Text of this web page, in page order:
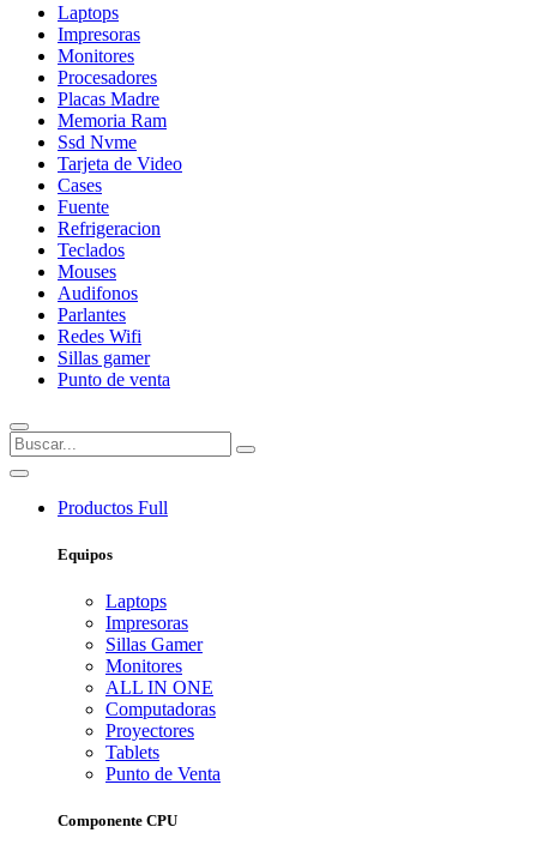
Laptops
Impresoras
Monitores
Procesadores
Placas Madre
Memoria Ram
Ssd Nvme
Tarjeta de Video
Cases
Fuente
Refrigeracion
Teclados
Mouses
Audifonos
Parlantes
Redes Wifi
Sillas gamer
Punto de venta
Productos Full
Equipos
Laptops
Impresoras
Sillas Gamer
Monitores
ALL IN ONE
Computadoras
Proyectores
Tablets
Punto de Venta
Componente CPU